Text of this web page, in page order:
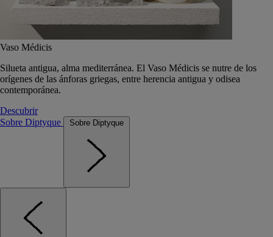
Vaso Médicis
Silueta antigua, alma mediterránea. El Vaso Médicis se nutre de los
orígenes de las ánforas griegas, entre herencia antigua y odisea
contemporánea.
Descubrir
Sobre Diptyque
Sobre Diptyque